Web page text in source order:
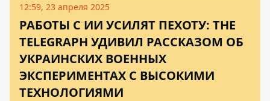
12:59, 23 апреля 2025
РАБОТЫ С ИИ УСИЛЯТ ПЕХОТУ: THE
TELEGRAPH УДИВИЛ РАССКАЗОМ ОБ
УКРАИНСКИХ ВОЕННЫХ
ЭКСПЕРИМЕНТАХ С ВЫСОКИМИ
ТЕХНОЛОГИЯМИ